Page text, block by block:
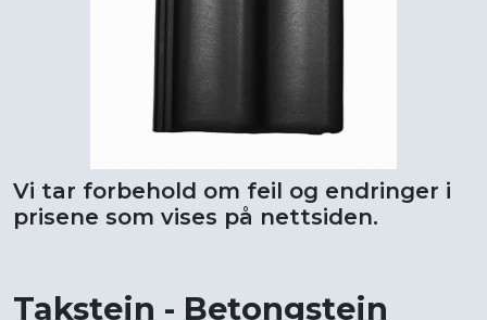
Vi tar forbehold om feil og endringer i
prisene som vises på nettsiden.
Takstein - Betongstein